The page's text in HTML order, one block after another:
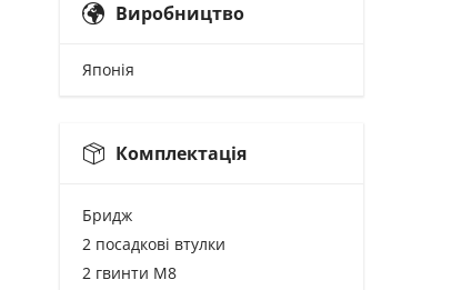
Виробництво
Японія
Комплектація
Бридж
2 посадкові втулки
2 гвинти М8